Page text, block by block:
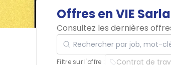
Offres enVIE
Consultez les dernières
Rechercher par job, mot-clé
Filtre sur l'offre : Contrat de